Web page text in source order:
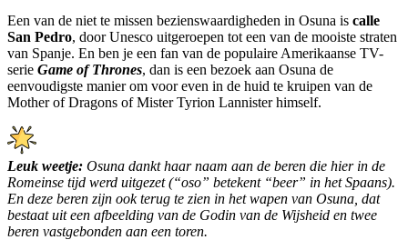
Een van de niet te missen bezienswaardigheden in Osuna is calle
San Pedro, door Unesco uitgeroepen tot een van de mooiste straten
van Spanje. En ben je een fan van de populaire Amerikaanse TV-
serie Game of Thrones, dan is een bezoek aan Osuna de
eenvoudigste manier om voor even in de huid te kruipen van de
Mother of Dragons of Mister Tyrion Lannister himself.
Leuk weetje: Osuna dankt haar naam aan de beren die hier in de
Romeinse tijd werd uitgezet (“oso” betekent “beer” in het Spaans).
En deze beren zijn ook terug te zien in het wapen van Osuna, dat
bestaat uit een afbeelding van de Godin van de Wijsheid en twee
beren vastgebonden aan een toren.